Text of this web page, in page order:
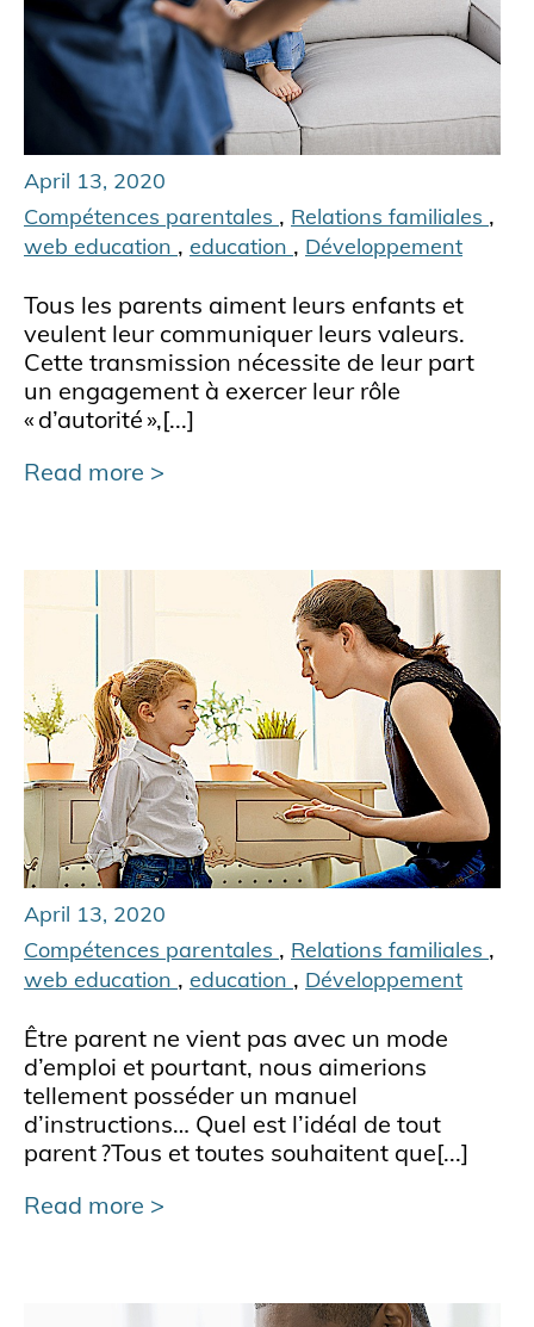
April 13, 2020
Compétences parentales , Relations familiales ,
web education , education , Développement
Tous les parents aiment leurs enfants et
veulent leur communiquer leurs valeurs.
Cette transmission nécessite de leur part
un engagement à exercer leur rôle
« d’autorité »,[...]
Read more
April 13, 2020
Compétences parentales , Relations familiales ,
web education , education , Développement
Être parent ne vient pas avec un mode
d’emploi et pourtant, nous aimerions
tellement posséder un manuel
d’instructions… Quel est l’idéal de tout
parent ?Tous et toutes souhaitent que[...]
Read more